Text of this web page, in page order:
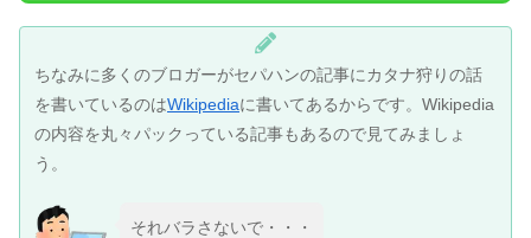
ちなみに多くのブロガーがセパハンの記事にカタナ狩りの話
を書いているのはWikipediaに書いてあるからです。Wikipedia
の内容を丸々パックっている記事もあるので見てみましょ
う。
それバラさないで・・・